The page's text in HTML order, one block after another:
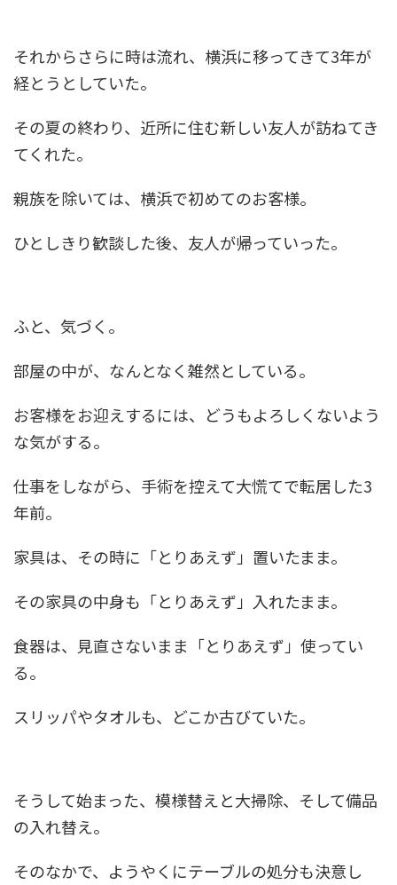
それからさらに時は流れ、横浜に移ってきて3年が
経とうとしていた。
その夏の終わり、近所に住む新しい友人が訪ねてき
てくれた。
親族を除いては、横浜で初めてのお客様。
ひとしきり歓談した後、友人が帰っていった。
ふと、気づく。
部屋の中が、なんとなく雑然としている。
お客様をお迎えするには、どうもよろしくないよう
な気がする。
仕事をしながら、手術を控えて大慌てで転居した3
年前。
家具は、その時に「とりあえず」置いたまま。
その家具の中身も「とりあえず」入れたまま。
食器は、見直さないまま「とりあえず」使ってい
る。
スリッパやタオルも、どこか古びていた。
そうして始まった、模様替えと大掃除、そして備品
の入れ替え。
そのなかで、ようやくにテーブルの処分も決意し